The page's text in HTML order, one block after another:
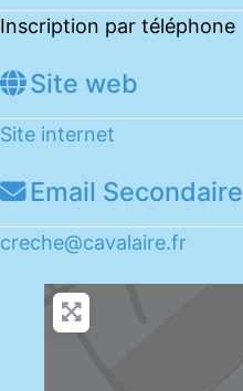
Inscription par téléphone
Site web
Site internet
Email Secondaire
creche@cavalaire.fr